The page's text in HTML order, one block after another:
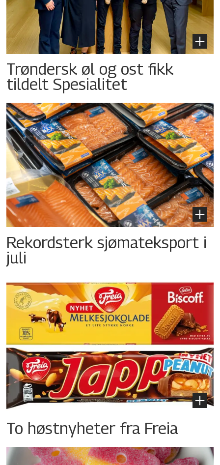
Trøndersk øl og ost fikk
tildelt Spesialitet
Rekordsterk sjømateksport i
juli
To høstnyheter fra Freia